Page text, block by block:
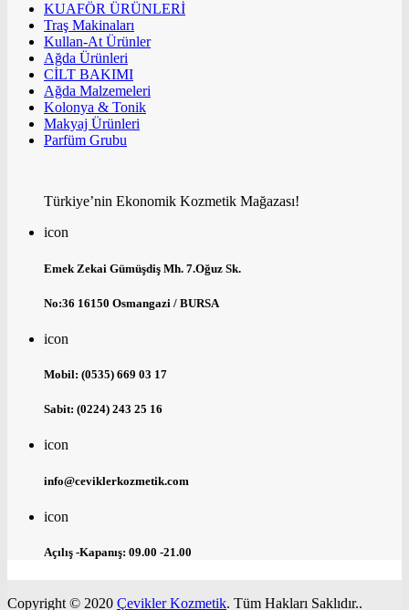
KUAFÖR ÜRÜNLERİ
Traş Makinaları
Kullan-At Ürünler
Ağda Ürünleri
CİLT BAKIMI
Ağda Malzemeleri
Kolonya & Tonik
Makyaj Ürünleri
Parfüm Grubu
Türkiye’nin Ekonomik Kozmetik Mağazası!
icon
Emek Zekai Gümüşdiş Mh. 7.Oğuz Sk.
No:36 16150 Osmangazi / BURSA
icon
Mobil: (0535) 669 03 17
Sabit: (0224) 243 25 16
icon
info@ceviklerkozmetik.com
icon
Açılış -Kapanış: 09.00 -21.00
Copyright © 2020 Çevikler Kozmetik. Tüm Hakları Saklıdır..